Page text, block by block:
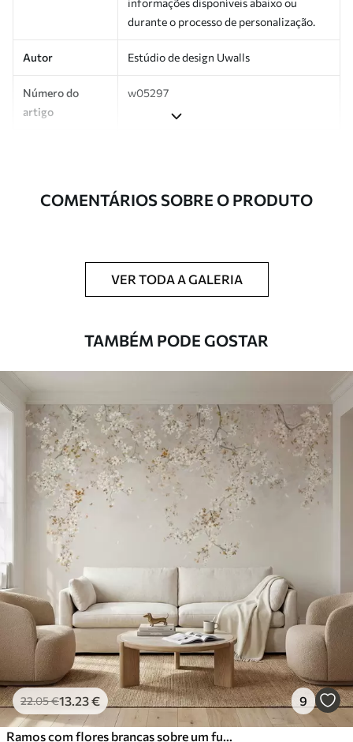
durante o processo de personalização.
Autor Estúdio de design Uwalls
Número do
artigo
w05297
Adicionalmente
Disponível com revestimento de verniz
esponja macia. Murais de parede com
revestimento de verniz podem ser limpos
Aplicação perfeita
Materiais disponíveis
Standard
45.0027.00 €/m²
Premium
34.00
Vinil Premium
65 .00 39.00€/m²
Peel and Stick
81.6749.00€/m²
COMENTÁRIOS SOBRE O PRODUTO
VER TODA A GALERIA
TAMBÉM PODE GOSTAR
22.05€13 .23€ 9